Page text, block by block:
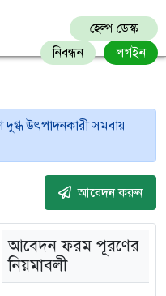
হেল্প ডেস্ক
নিবন্ধন
লগইন
দুগ্ধ উৎপাদনকারী সমবায়
আবেদন করুন
আবেদন ফরম পূরণের
নিয়মাবলী